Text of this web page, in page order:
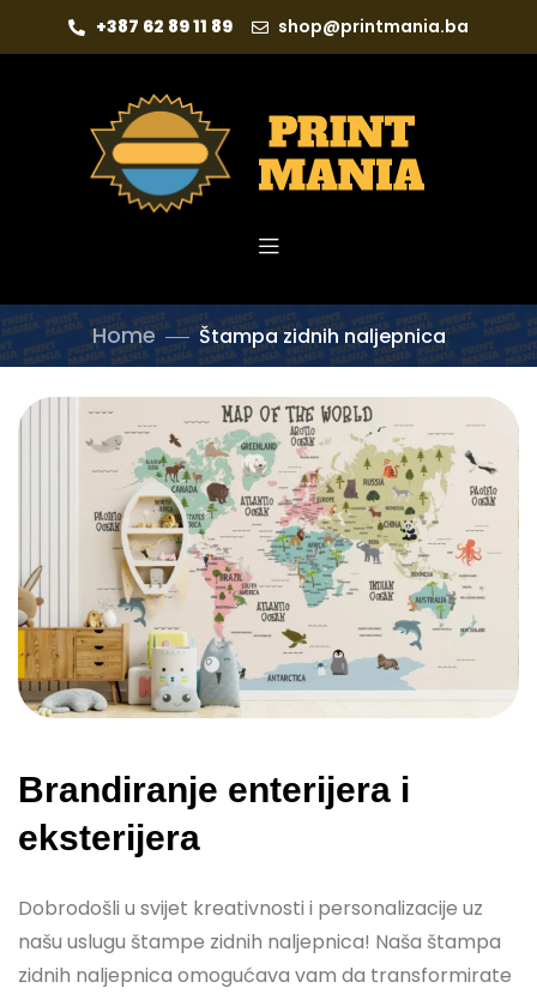
+387 62 89 11 89 shop@printmania.ba
Home Štampa zidnih naljepnica
Brandiranje enterijera i
eksterijera
Dobrodošli u svijet kreativnosti i personalizacije uz
našu uslugu štampe zidnih naljepnica! Naša štampa
zidnih naljepnica omogućava vam da transformirate